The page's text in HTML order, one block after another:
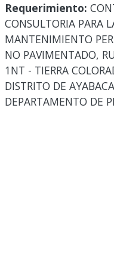
Requerimiento:
CONSULTORIA PARA
MANTENIMIENTO
NO PAVIMENTADO,
1NT - TIERRA
DISTRITO DE
DEPARTAMENTO DE